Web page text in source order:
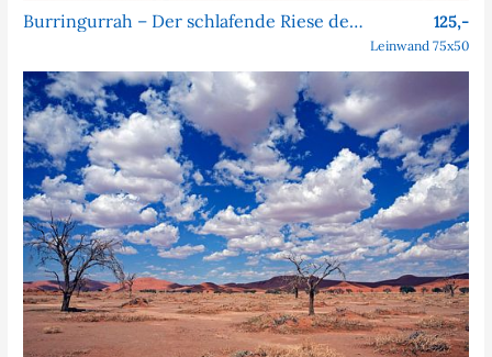
Burringurrah – Der schlafende Riese des Outbacks 125,-
Leinwand 75x50